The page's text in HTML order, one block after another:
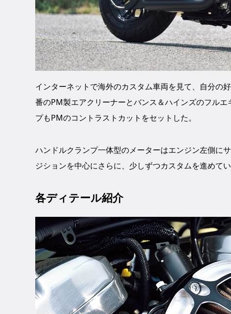
インターネットで海外のカスタム車両を見て、自分の
番のPM製エアクリーナーとバンス＆ハインズのフル
プもPMのコントラストカットをセットした。
ハンドルクランプ一体型のメーターはエンジン左側に
ジションを中心にさらに、少しずつカスタムを進めてい
各ディテール紹介